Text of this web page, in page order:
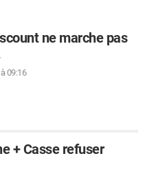
ne marche pas
09:16
+ Casse refuser